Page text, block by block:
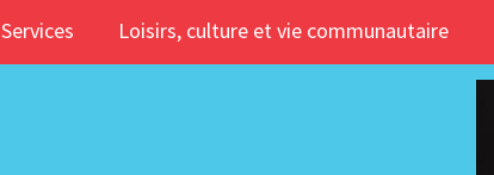
Services Loisirs, culture et vie communautaire